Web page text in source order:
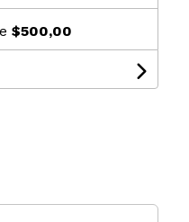
$500,00